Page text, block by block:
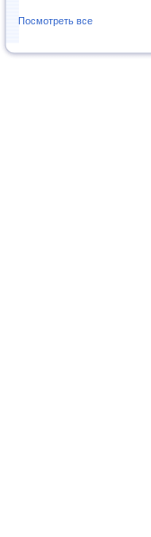
Посмотреть все